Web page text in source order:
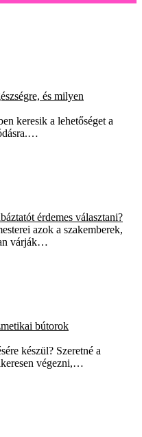
és milyen
keresik a lehetőséget a
érdemes választani?
azok a szakemberek,
várják…
bútorok
készül? Szeretné a
végezni,…